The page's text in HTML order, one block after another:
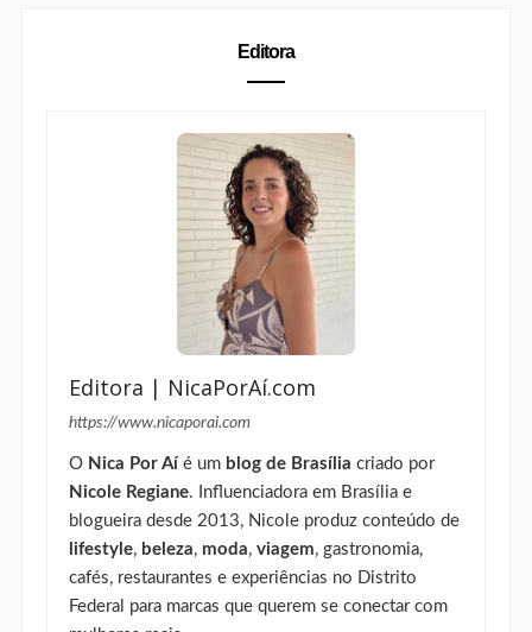
Editora
Editora | NicaPorAí.com
ONica Por Aíé umblog de Brasíliacriado por